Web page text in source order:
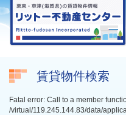
賃貸物件検索
Fatal error: Call to a member
/virtual/119.245.144.83/data/